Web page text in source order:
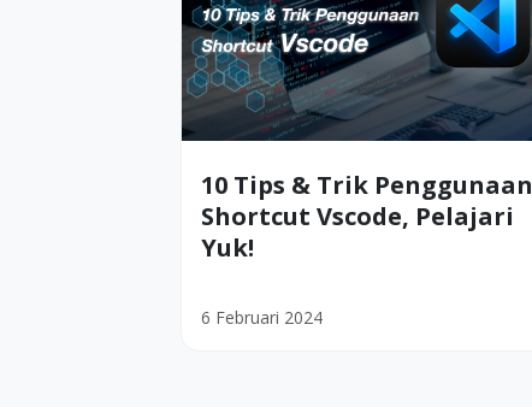
10 Tips & Trik Penggunaan
Shortcut Vscode, Pelajari
Yuk!
6 Februari 2024